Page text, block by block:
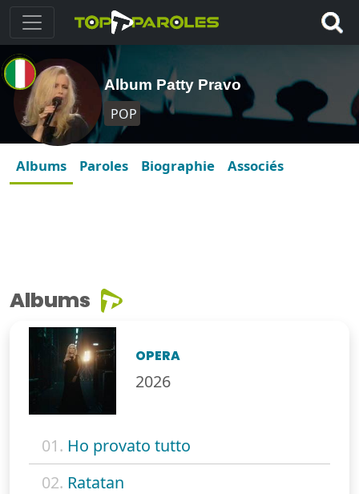
Album Patty Pravo
POP
Albums Paroles Biographie Associés
Albums
OPERA
2026
01. Ho provato tutto
02. Ratatan